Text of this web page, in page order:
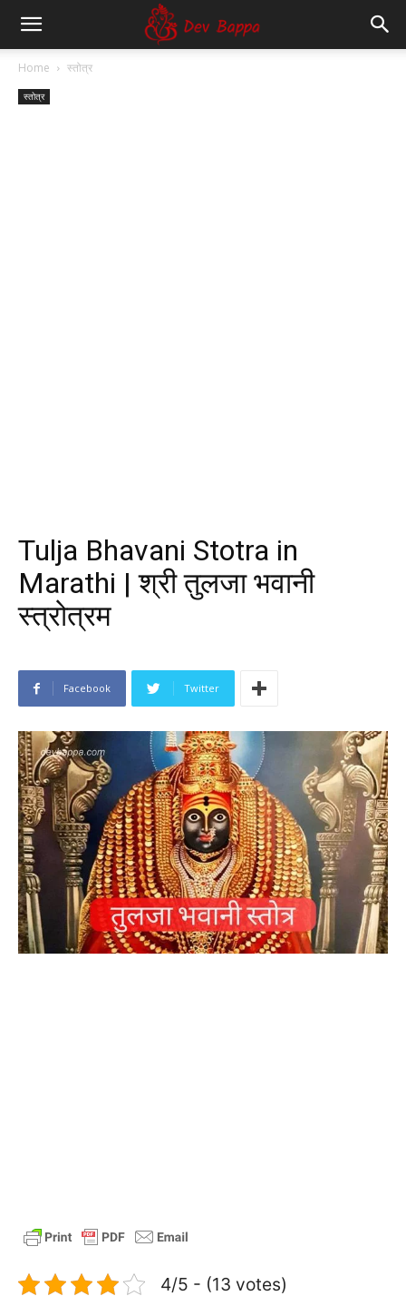
Dev
Bappa
Home स्तोत्र
स्तोत्र
Tulja Bhavani Stotra in
Marathi | श्री तुलजा भवानी
स्त्रोत्रम
Facebook Twitter
4/5 - (13 votes)